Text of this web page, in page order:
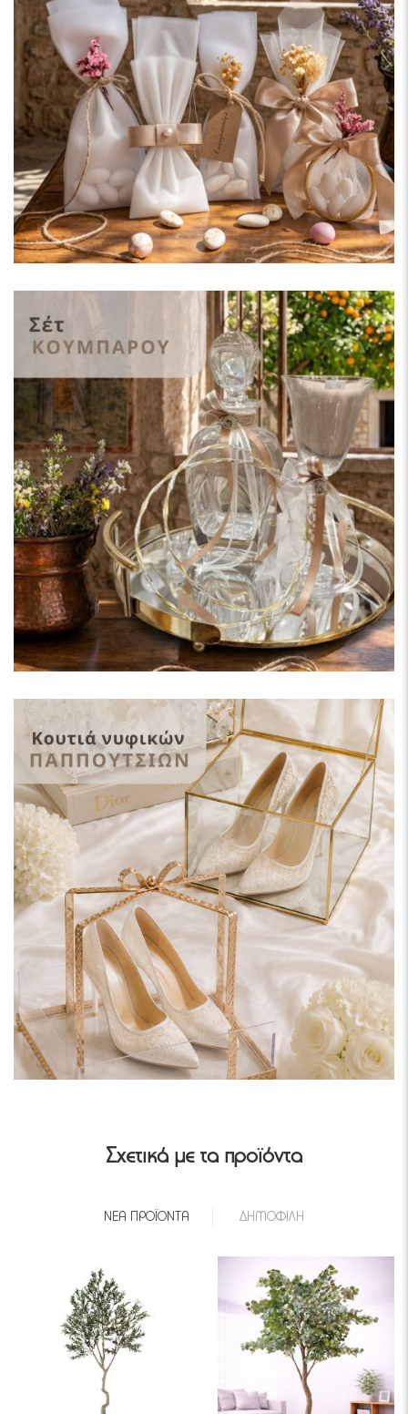
Σχετικά με τα προϊόντα
ΝΈΑ ΠΡΟΪΌΝΤΑ ΔΗΜΟΦΙΛΉ